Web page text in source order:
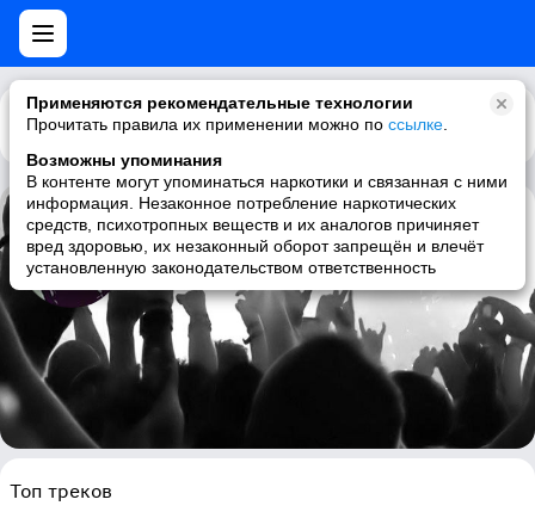
Применяются рекомендательные технологии
Прочитать правила их применении можно по ссылке
Возможны упоминания
В контенте могут упоминаться наркотики и связанная с ними
информация. Незаконное потребление наркотических
средств, психотропных веществ и их аналогов причиняет
вред здоровью, их незаконный оборот запрещён и влечёт
установленную законодательством ответственность
Каталог Рекомендации
Mhammed El Alami
trance, uplifting trance, elektro-trance
Топ треков